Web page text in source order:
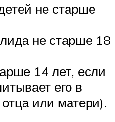
не старше
не старше 18
14 лет, если
его в
или матери).